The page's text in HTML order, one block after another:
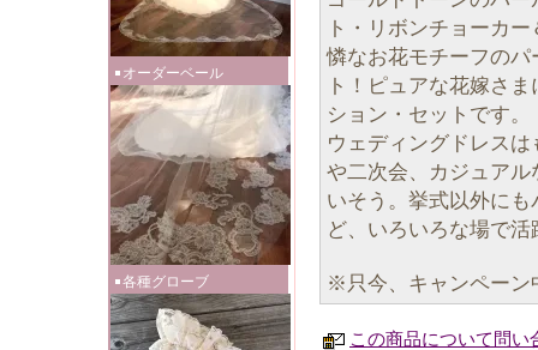
オーダーベール
各種グローブ
ト・リボンチョーカ
憐なお花モチーフの
ト！ピュアな花嫁さ
ション・セットです。
ウェディングドレス
や二次会、カジュア
いそう。挙式以外に
ど、いろいろな場で
※只今、キャンペーン
この商品について問い